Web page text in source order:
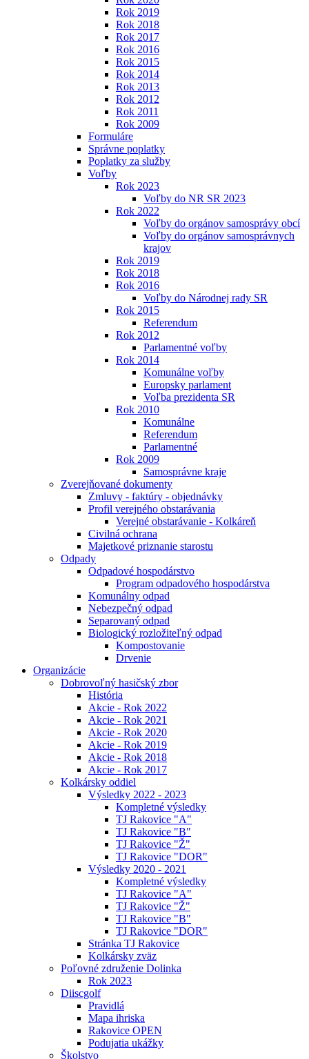
Rok 2019
Rok 2018
Rok 2017
Rok 2016
Rok 2015
Rok 2014
Rok 2013
Rok 2012
Rok 2011
Rok 2009
Formuláre
Správne poplatky
Poplatky za služby
Voľby
Rok 2023
Voľby do NR SR 2023
Rok 2022
Voľby do orgánov samosprávy obcí
Voľby do orgánov samosprávnych
krajov
Rok 2019
Rok 2018
Rok 2016
Voľby do Národnej rady SR
Rok 2015
Referendum
Rok 2012
Parlamentné voľby
Rok 2014
Komunálne voľby
Europsky parlament
Voľba prezidenta SR
Rok 2010
Komunálne
Referendum
Parlamentné
Rok 2009
Samosprávne kraje
Zverejňované dokumenty
Zmluvy - faktúry - objednávky
Profil verejného obstarávania
Verejné obstarávanie - Kolkáreň
Civilná ochrana
Majetkové priznanie starostu
Odpady
Odpadové hospodárstvo
Program odpadového hospodárstva
Komunálny odpad
Nebezpečný odpad
Separovaný odpad
Biologický rozložiteľný odpad
Kompostovanie
Drvenie
Organizácie
Dobrovoľný hasičský zbor
História
Akcie - Rok 2022
Akcie - Rok 2021
Akcie - Rok 2020
Akcie - Rok 2019
Akcie - Rok 2018
Akcie - Rok 2017
Kolkársky oddiel
Výsledky 2022 - 2023
Kompletné výsledky
TJ Rakovice "A"
TJ Rakovice "B"
TJ Rakovice "Ž"
TJ Rakovice "DOR"
Výsledky 2020 - 2021
Kompletné výsledky
TJ Rakovice "A"
TJ Rakovice "Ž"
TJ Rakovice "B"
TJ Rakovice "DOR"
Stránka TJ Rakovice
Kolkársky zväz
Poľovné združenie Dolinka
Rok 2023
Diiscgolf
Pravidlá
Mapa ihriska
Rakovice OPEN
Podujatia ukážky
Školstvo